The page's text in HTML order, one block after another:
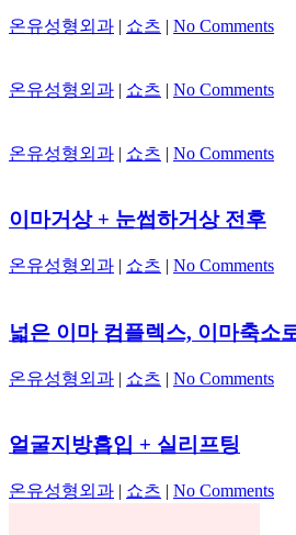
온유성형외과 | 쇼츠 | No Comments
온유성형외과 | 쇼츠 | No Comments
온유성형외과 | 쇼츠 | No Comments
이마거상 + 눈썹하거상 전후
온유성형외과 | 쇼츠 | No Comments
넓은 이마 컴플렉스, 이마축소
온유성형외과 | 쇼츠 | No Comments
얼굴지방흡입 + 실리프팅
온유성형외과 | 쇼츠 | No Comments